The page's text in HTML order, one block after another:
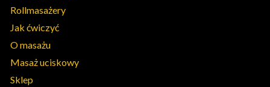
Rollmasażery
Jak ćwiczyć
O masażu
Masaż uciskowy
Sklep